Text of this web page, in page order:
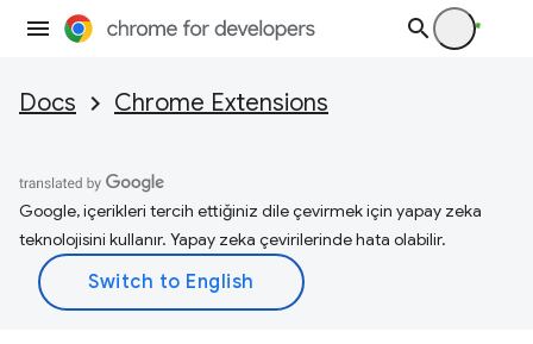
Docs Chrome Extensions
Google, içerikleri tercih ettiğiniz dile çevirmek için yapay zeka
teknolojisini kullanır. Yapay zeka çevirilerinde hata olabilir.